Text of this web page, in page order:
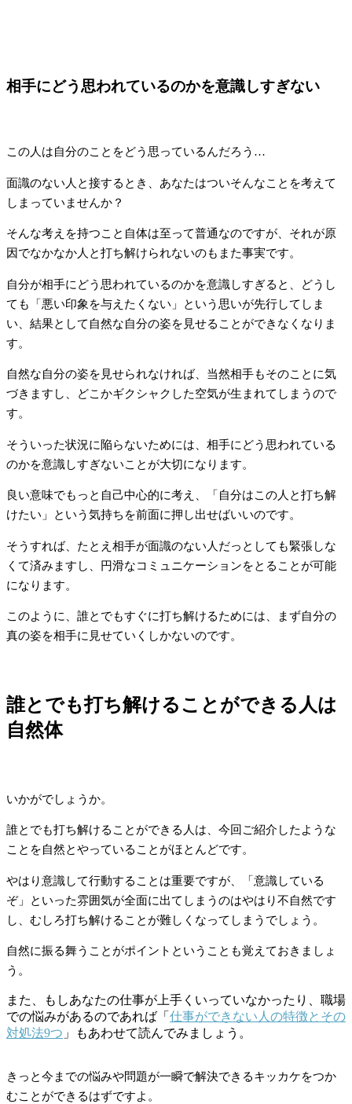
相手にどう思われているのかを意識しすぎない
この人は自分のことをどう思っているんだろう…
面識のない人と接するとき、あなたはついそんなことを考えて
しまっていませんか？
そんな考えを持つこと自体は至って普通なのですが、それが原
因でなかなか人と打ち解けられないのもまた事実です。
自分が相手にどう思われているのかを意識しすぎると、どうし
ても「悪い印象を与えたくない」という思いが先行してしま
い、結果として自然な自分の姿を見せることができなくなりま
す。
自然な自分の姿を見せられなければ、当然相手もそのことに気
づきますし、どこかギクシャクした空気が生まれてしまうので
す。
そういった状況に陥らないためには、相手にどう思われている
のかを意識しすぎないことが大切になります。
良い意味でもっと自己中心的に考え、「自分はこの人と打ち解
けたい」という気持ちを前面に押し出せばいいのです。
そうすれば、たとえ相手が面識のない人だっとしても緊張しな
くて済みますし、円滑なコミュニケーションをとることが可能
になります。
このように、誰とでもすぐに打ち解けるためには、まず自分の
真の姿を相手に見せていくしかないのです。
誰とでも打ち解けることができる人は
自然体
いかがでしょうか。
誰とでも打ち解けることができる人は、今回ご紹介したような
ことを自然とやっていることがほとんどです。
やはり意識して行動することは重要ですが、「意識している
ぞ」といった雰囲気が全面に出てしまうのはやはり不自然です
し、むしろ打ち解けることが難しくなってしまうでしょう。
自然に振る舞うことがポイントということも覚えておきましょ
う。
また、もしあなたの仕事が上手くいっていなかったり、職場
での悩みがあるのであれば「 仕事ができない人の特徴とその
対処法9つ 」もあわせて読んでみましょう。
きっと今までの悩みや問題が一瞬で解決できるキッカケをつか
むことができるはずですよ。